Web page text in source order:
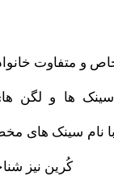
و متفاوت
کد 400 سینک ها و لگن
نام سینک های
کُرین نیز